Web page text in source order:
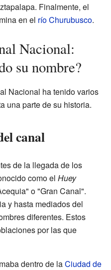
Finalmente, el
en el río Churubusco.
Nacional:
su nombre?
Nacional ha tenido varios
una parte de su historia.
canal
de la llegada de los
como el Huey
o "Gran Canal".
y hasta mediados del
diferentes. Estos
por las que
dentro de laCiudad de